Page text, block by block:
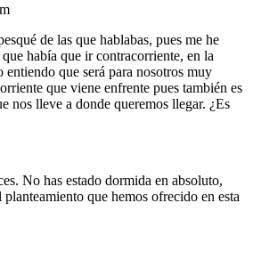
de las que hablabas, pues me he
había que ir contracorriente, en la
que será para nosotros muy
que viene enfrente pues también es
nos lleve a donde queremos llegar. ¿Es
No has estado dormida en absoluto,
planteamiento que hemos ofrecido en esta